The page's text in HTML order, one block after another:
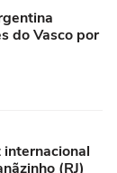
do Vasco por
(RJ)